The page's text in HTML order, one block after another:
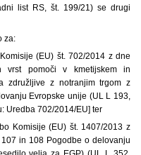
list RS, št. 199/21) se drugi
za:
(EU) št. 702/2014 z dne
vrst pomoči v kmetijskem in
združljive z notranjim trgom z
Evropske unije (UL L 193,
Uredba 702/2014/EU] ter
Komisije (EU) št. 1407/2013 z
in 108 Pogodbe o delovanju